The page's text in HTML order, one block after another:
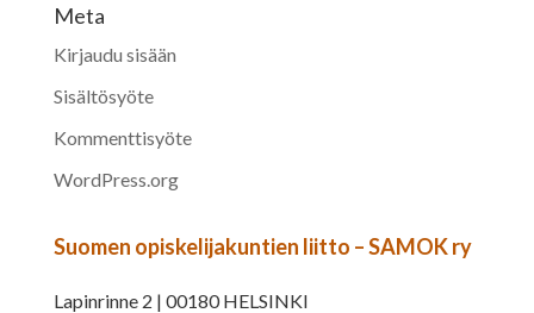
Meta
Kirjaudu sisään
Sisältösyöte
Kommenttisyöte
WordPress.org
Suomen opiskelijakuntien liitto – SAMOK ry
Lapinrinne 2 | 00180 HELSINKI